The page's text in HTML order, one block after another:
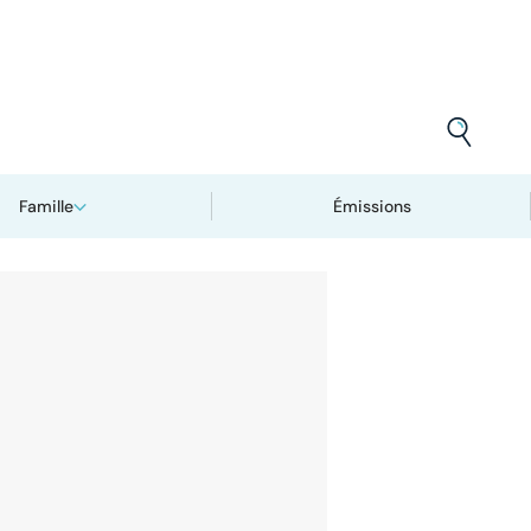
Famille Émissions